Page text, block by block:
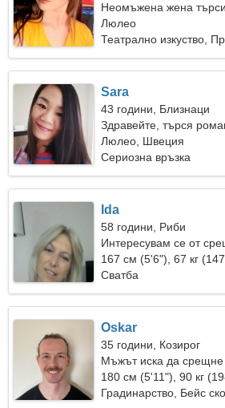
Неомъжена жена
Люлео
Театрално изкуство,
Sara
43 години, Близнаци
Здравейте, търся
Люлео, Швеция
Сериозна връзка
Ida
58 години, Риби
Интересувам се от
167 см (5'6"), 67 кг
Сватба
Oskar
35 години, Козирог
Мъжът иска да срещне
180 см (5'11"), 90 кг
Градинарство, Бейс